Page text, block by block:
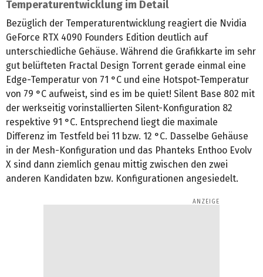
Temperaturentwicklung im Detail
Bezüglich der Temperaturentwicklung reagiert die Nvidia
GeForce RTX 4090 Founders Edition deutlich auf
unterschiedliche Gehäuse. Während die Grafikkarte im sehr
gut belüfteten Fractal Design Torrent gerade einmal eine
Edge-Temperatur von 71 °C und eine Hotspot-Temperatur
von 79 °C aufweist, sind es im be quiet! Silent Base 802 mit
der werkseitig vorinstallierten Silent-Konfiguration 82
respektive 91 °C. Entsprechend liegt die maximale
Differenz im Testfeld bei 11 bzw. 12 °C. Dasselbe Gehäuse
in der Mesh-Konfiguration und das Phanteks Enthoo Evolv
X sind dann ziemlich genau mittig zwischen den zwei
anderen Kandidaten bzw. Konfigurationen angesiedelt.